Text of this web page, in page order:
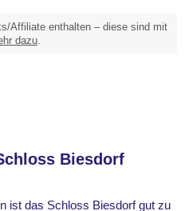
Affiliate enthalten – diese sind mit
dazu.
Biesdorf
ist das Schloss Biesdorf gut zu